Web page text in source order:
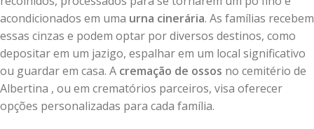
acondicionados em uma urna cinerária. As famílias recebem
essas cinzas e podem optar por diversos destinos, como
depositar em um jazigo, espalhar em um local significativo
ou guardar em casa. A cremação de ossos no cemitério de
Albertina , ou em crematórios parceiros, visa oferecer
opções personalizadas para cada família.